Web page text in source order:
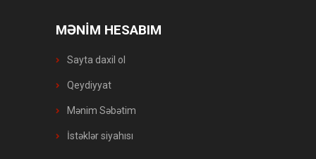
MƏNİM HESABIM
Sayta daxil ol
Qeydiyyat
Mənim Səbətim
İstəklər siyahısı